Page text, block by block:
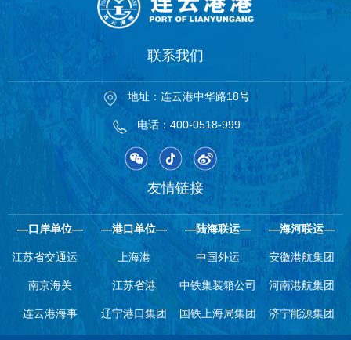
联系我们
地址：连云港中华路18号
电话：400-0518-999
友情链接
—口岸单位—
江苏省交通运输
厅
南京海关
连云港海事
—港口单位—
上海港
江苏省港
辽宁港口集团
—陆海联运—
中国外运
中铁集装箱公司
国铁上海局集团
—海河联运—
安徽港航集团
河南港航集团
济宁能源集团